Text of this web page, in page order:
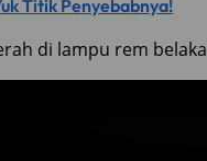
Titik Penyebabnya!
di lampu rem